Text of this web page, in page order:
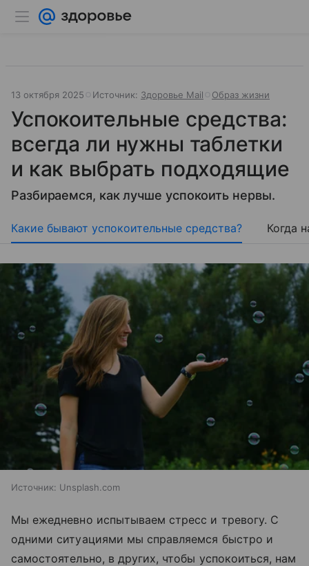
13 октября 2025 Источник: Здоровье Mail Образ жизни
Успокоительные средства:
всегда ли нужны таблетки
и как выбрать подходящие
Разбираемся, как лучше успокоить нервы.
Какие бывают успокоительные средства? Когда
Источник: Unsplash.com
Мы ежедневно испытываем стресс и тревогу. С
одними ситуациями мы справляемся быстро и
самостоятельно, в других, чтобы успокоиться, нам